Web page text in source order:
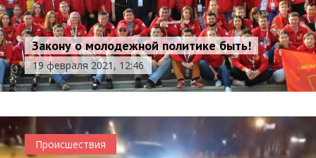
Закону о молодежной политике быть!
19 февраля 2021, 12:46
Происшествия